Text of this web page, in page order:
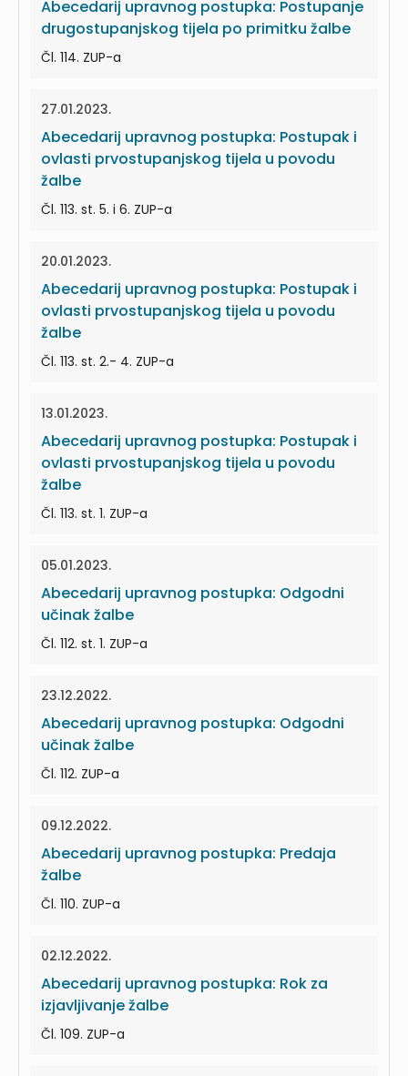
Abecedarij upravnog postupka: Postupanje
drugostupanjskog tijela po primitku žalbe
Čl. 114. ZUP-a
27.01.2023.
Abecedarij upravnog postupka: Postupak i
ovlasti prvostupanjskog tijela u povodu
žalbe
Čl. 113. st. 5. i 6. ZUP-a
20.01.2023.
Abecedarij upravnog postupka: Postupak i
ovlasti prvostupanjskog tijela u povodu
žalbe
Čl. 113. st. 2.- 4. ZUP-a
13.01.2023.
Abecedarij upravnog postupka: Postupak i
ovlasti prvostupanjskog tijela u povodu
žalbe
Čl. 113. st. 1. ZUP-a
05.01.2023.
Abecedarij upravnog postupka: Odgodni
učinak žalbe
Čl. 112. st. 1. ZUP-a
23.12.2022.
Abecedarij upravnog postupka: Odgodni
učinak žalbe
Čl. 112. ZUP-a
09.12.2022.
Abecedarij upravnog postupka: Predaja
žalbe
Čl. 110. ZUP-a
02.12.2022.
Abecedarij upravnog postupka: Rok za
izjavljivanje žalbe
Čl. 109. ZUP-a